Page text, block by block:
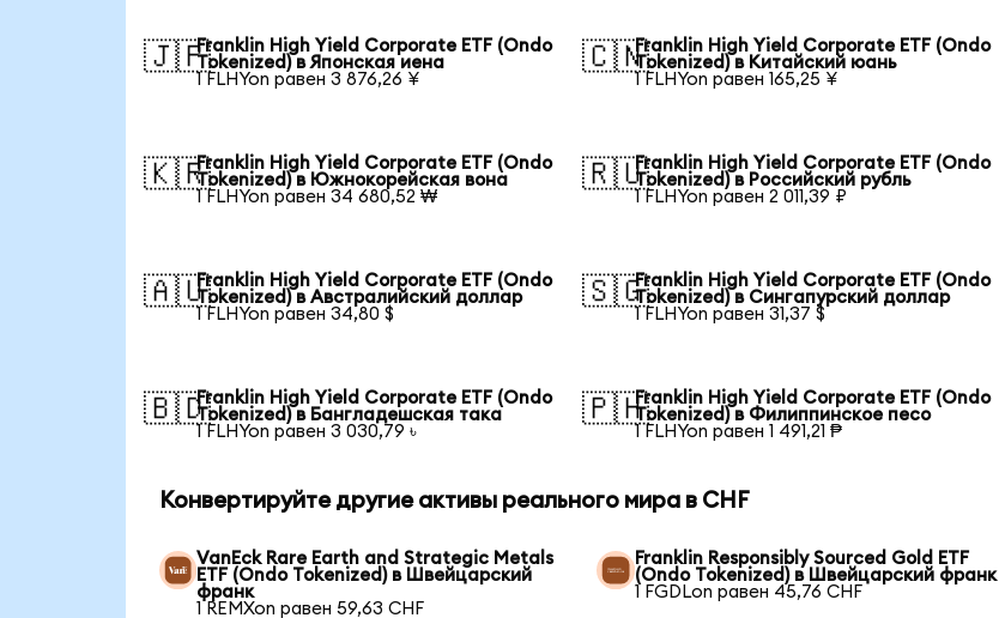
🇯🇵Franklin High Yield Corporate ETF (Ondo
Tokenized) в Японская иена
1 FLHYon равен 3 876,26 ¥
🇨🇳Franklin High Yield Corporate ETF (Ondo
Tokenized) в Китайский юань
1 FLHYon равен 165,25 ¥
🇰🇷Franklin High Yield Corporate ETF (Ondo
Tokenized) в Южнокорейская вона
1 FLHYon равен 34 680,52 ₩
🇷🇺Franklin High Yield Corporate ETF (Ondo
Tokenized) в Российский рубль
1 FLHYon равен 2 011,39 ₽
🇦🇺Franklin High Yield Corporate ETF (Ondo
Tokenized) в Австралийский доллар
1 FLHYon равен 34,80 $
🇸🇬Franklin High Yield Corporate ETF (Ondo
Tokenized) в Сингапурский доллар
1 FLHYon равен 31,37 $
🇧🇩Franklin High Yield Corporate ETF (Ondo
Tokenized) в Бангладешская така
1 FLHYon равен 3 030,79 ৳
🇵🇭Franklin High Yield Corporate ETF (Ondo
Tokenized) в Филиппинское песо
1 FLHYon равен 1 491,21 ₱
Конвертируйте другие активы реального мира в CHF
VanEck Rare Earth and Strategic Metals
ETF (Ondo Tokenized) в Швейцарский
франк
1 REMXon равен 59,63 CHF
Franklin Responsibly Sourced Gold ETF
(Ondo Tokenized) в Швейцарский франк
1 FGDLon равен 45,76 CHF